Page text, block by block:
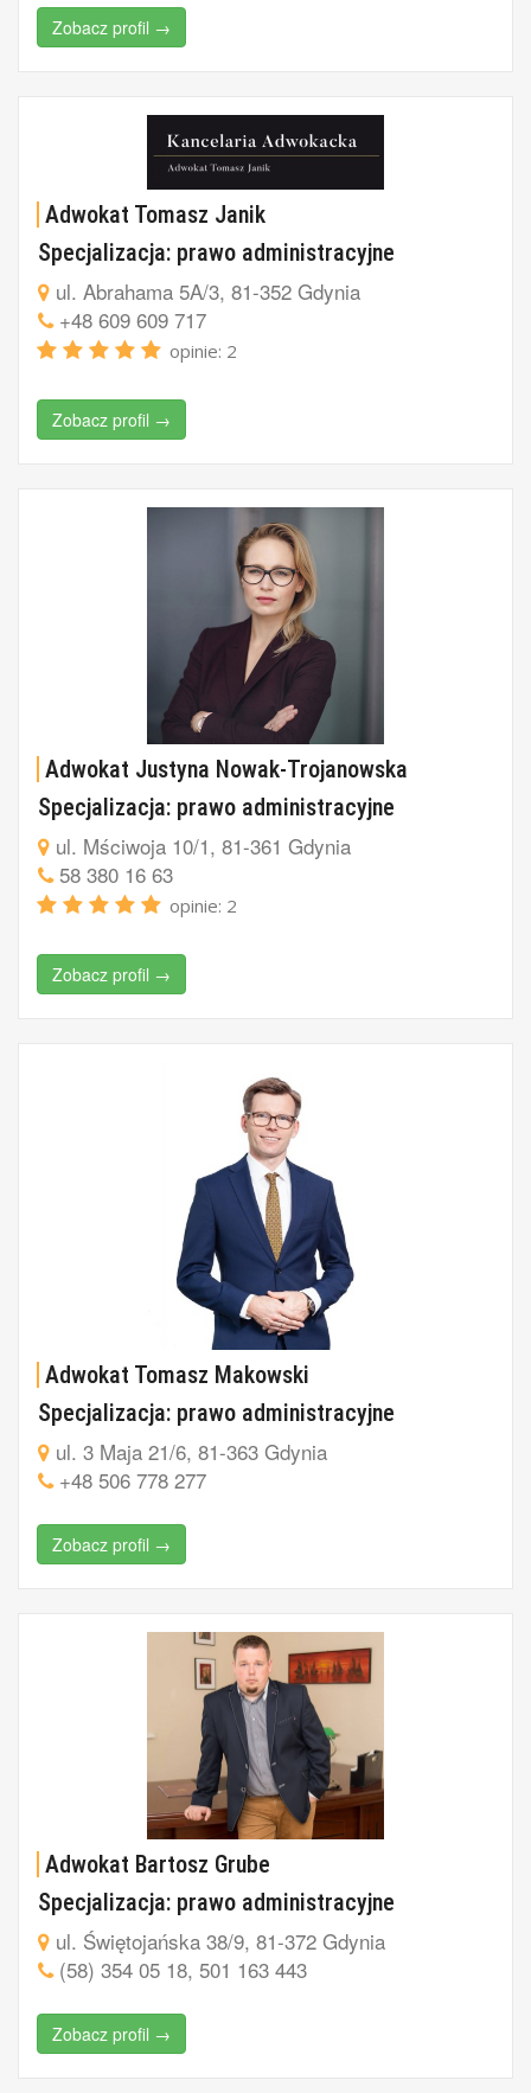
Zobacz profil →
Adwokat Tomasz Janik
Specjalizacja: prawo administracyjne
ul. Abrahama 5A/3, 81-352 Gdynia
+48 609 609 717
opinie: 2
Zobacz profil →
Adwokat Justyna Nowak-Trojanowska
Specjalizacja: prawo administracyjne
ul. Mściwoja 10/1, 81-361 Gdynia
58 380 16 63
opinie: 2
Zobacz profil →
Adwokat Tomasz Makowski
Specjalizacja: prawo administracyjne
ul. 3 Maja 21/6, 81-363 Gdynia
+48 506 778 277
Zobacz profil →
Adwokat Bartosz Grube
Specjalizacja: prawo administracyjne
ul. Świętojańska 38/9, 81-372 Gdynia
(58) 354 05 18, 501 163 443
Zobacz profil →